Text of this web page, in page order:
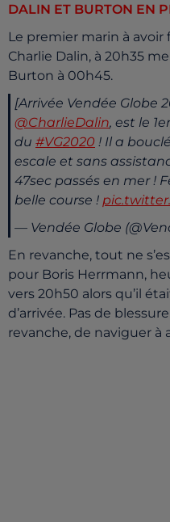
DALIN ET BURTON EN
Le premier marin à avoir
Charlie Dalin, à 20h35
Burton à 00h45.
[Arrivée Vendée Globe
@CharlieDalin, est le
du #VG2020 ! Il a
escale et sans
47sec passés en mer !
belle course !
— Vendée Globe
En revanche, tout ne
pour Boris Herrmann,
vers 20h50 alors qu’il
d’arrivée. Pas de
revanche, de naviguer à